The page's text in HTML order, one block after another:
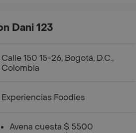
Dani 123
Calle 150 15-26, Bogotá, D.C.,
Colombia
Experiencias Foodies
Avena cuesta $ 5500